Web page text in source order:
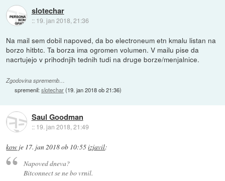
slotechar
:: 19. jan 2018, 21:36
Na mail sem dobil napoved, da bo electroneum etn kmalu listan na
borzo hitbtc. Ta borza ima ogromen volumen. V mailu pise da
nacrtujejo v prihodnjih tednih tudi na druge borze/menjalnice.
Zgodovina sprememb…
spremenil:slotechar(19. jan 2018 ob 21:36)
Saul Goodman
:: 19. jan 2018, 21:49
kow je 17. jan 2018 ob 10:55izjavil:
Napoved dneva?
Bitconnect se ne bo vrnil.